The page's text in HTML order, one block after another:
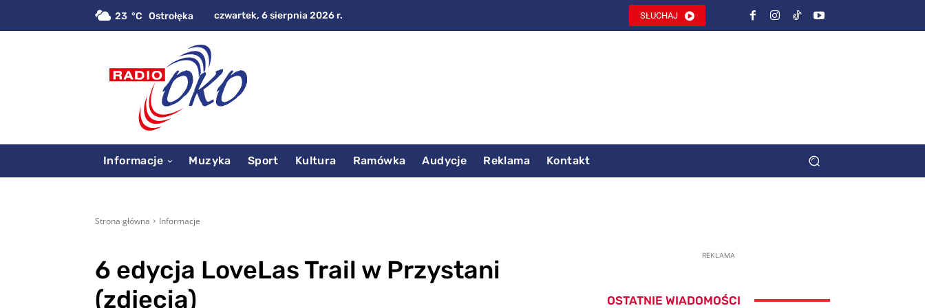
23 C Ostrołęka czwartek, 6 sierpnia 2026 r. SŁUCHAJ
Informacje Muzyka Sport Kultura Ramówka Audycje Reklama Kontakt
Strona główna Informacje
6 edycja LoveLas Trail w Przystani
(zdjęcia)
REKLAMA
OSTATNIE WIADOMOŚCI